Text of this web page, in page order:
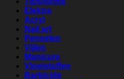
Elektra
Acryl
Nail art
Penselen
Vijlen
Manicure
Vloeistoffen
Barbicide